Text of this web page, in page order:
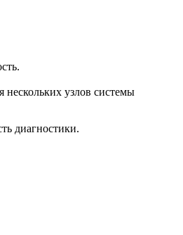
нескольких узлов системы
диагностики.